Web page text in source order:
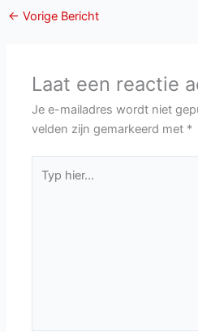
← Vorige Bericht
Laat een reactie
Je e-mailadres wordt niet
velden zijn gemarkeerd met *
hier...